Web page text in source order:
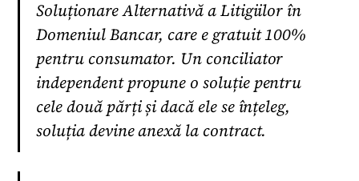
Soluționare Alternativă a Litigiilor în
Domeniul Bancar, care e gratuit 100%
pentru consumator. Un conciliator
independent propune o soluție pentru
cele două părți și dacă ele se înțeleg,
soluția devine anexă la contract.